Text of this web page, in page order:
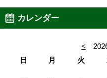
カレンダー
<
日
月 火